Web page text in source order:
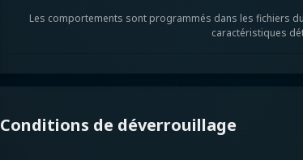
Les comportements sont programmés dans les fichiers
caractéristiques
Conditions de déverrouillage